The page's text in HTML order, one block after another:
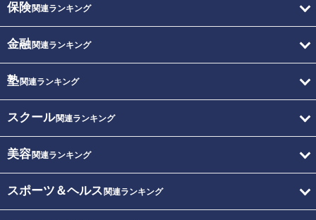
保険関連ランキング
金融関連ランキング
塾関連ランキング
スクール関連ランキング
美容関連ランキング
スポーツ＆ヘルス 関連ランキング